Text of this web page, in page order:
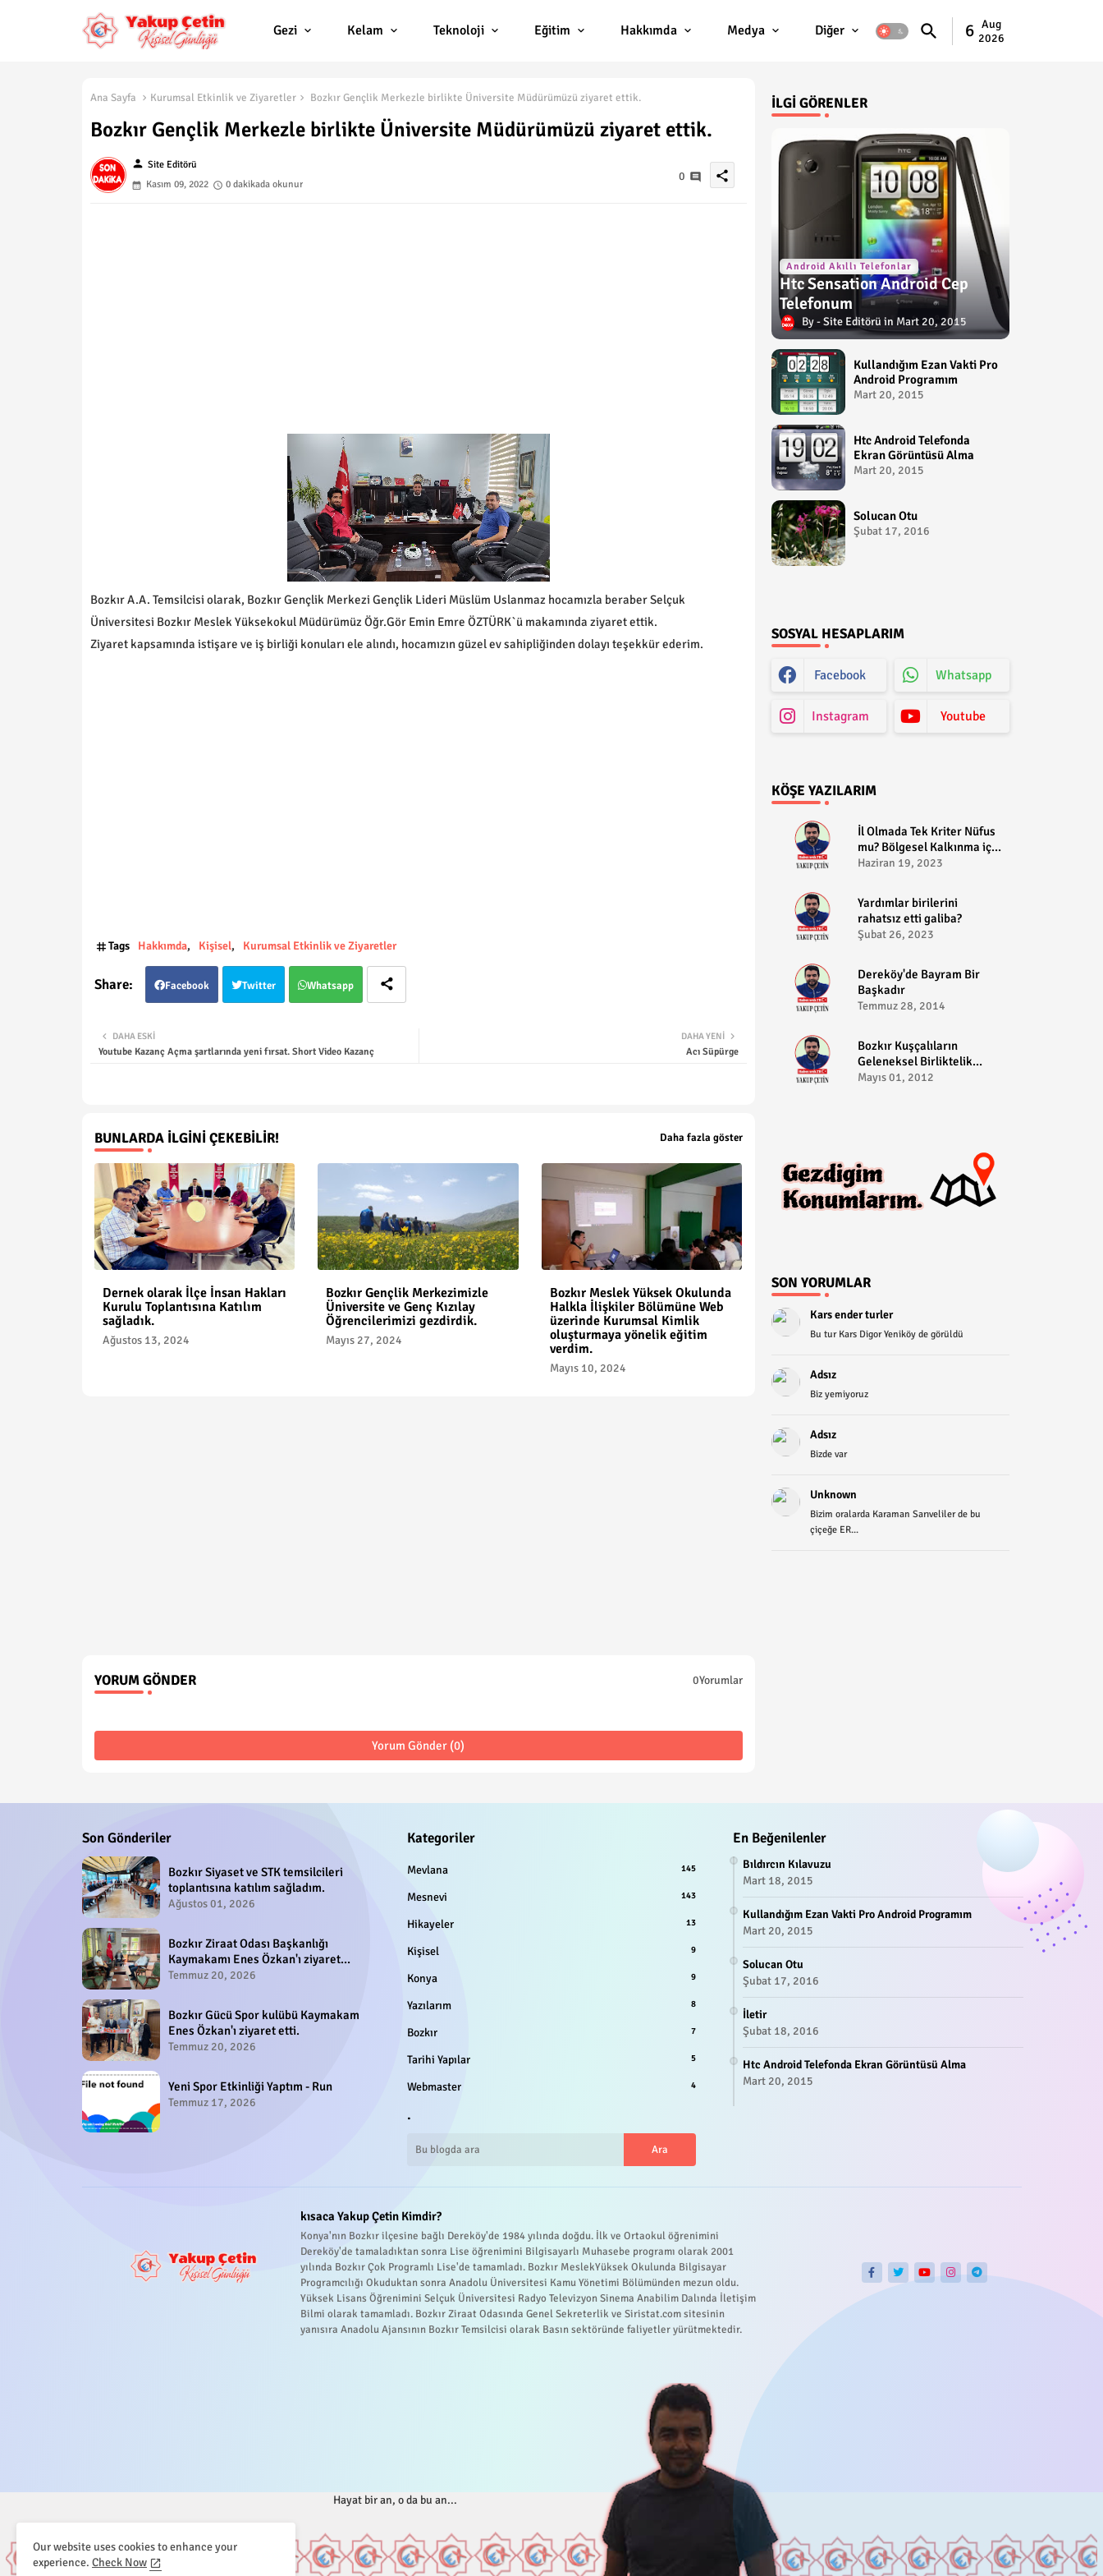
Gezi Kelam Teknoloji Eğitim Hakkımda Medya Diğer 6 Aug
2026
Ana Sayfa Kurumsal Etkinlik ve Ziyaretler Bozkır Gençlik Merkezle birlikte Üniversite Müdürümüzü ziyaret ettik.
Bozkır Gençlik Merkezle birlikte Üniversite Müdürümüzü ziyaret ettik.
person Site Editörü
Kasım 09, 2022
0 dakikada okunur
0 share
Bozkır A.A. Temsilcisi olarak, Bozkır Gençlik Merkezi Gençlik Lideri Müslüm Uslanmaz hocamızla beraber Selçuk
Üniversitesi Bozkır Meslek Yüksekokul Müdürümüz Öğr.Gör Emin Emre ÖZTÜRK`ü makamında ziyaret ettik.
Ziyaret kapsamında istişare ve iş birliği konuları ele alındı, hocamızın güzel ev sahipliğinden dolayı teşekkür ederim.
Tags Hakkımda Kişisel Kurumsal Etkinlik ve Ziyaretler
Facebook Twitter Whatsapp
DAHA YENI
Acı Süpürge
DAHA ESKI
Youtube Kazanç Açma şartlarında yeni fırsat. Short Video Kazanç
BUNLARDA İLGINI ÇEKEBILIR! Daha fazla göster
Dernek olarak İlçe İnsan Hakları
Kurulu Toplantısına Katılım
sağladık.
Ağustos 13, 2024
Bozkır Gençlik Merkezimizle
Üniversite ve Genç Kızılay
Öğrencilerimizi gezdirdik.
Mayıs 27, 2024
Bozkır Meslek Yüksek Okulunda
Halkla İlişkiler Bölümüne Web
üzerinde Kurumsal Kimlik
oluşturmaya yönelik eğitim
verdim.
Mayıs 10, 2024
YORUM GÖNDER 0Yorumlar
Yorum Gönder (0)
İLGI GÖRENLER
Android Akıllı Telefonlar
Htc Sensation Android Cep
Telefonum
Site Editörü Mart 20, 2015
Kullandığım Ezan Vakti Pro
Android Programım
Mart 20, 2015
Htc Android Telefonda
Ekran Görüntüsü Alma
Mart 20, 2015
Solucan Otu
Şubat 17, 2016
SOSYAL HESAPLARIM
Facebook Whatsapp
Instagram Youtube
KÖŞE YAZILARIM
​İl Olmada Tek Kriter Nüfus
mu? Bölgesel Kalkınma için
Bozkır il olabilir?
Haziran 19, 2023
​Yardımlar birilerini
rahatsız etti galiba?
Şubat 26, 2023
Dereköy'de Bayram Bir
Başkadır
Temmuz 28, 2014
Bozkır Kuşçalıların
Geleneksel Birliktelik
Pikniği
Mayıs 01, 2012
SON YORUMLAR
Kars ender turler
Bu tur Kars Digor Yeniköy de görüldü
Adsız
Biz yemiyoruz
Adsız
Bizde var
Unknown
Bizim oralarda Karaman Sarıveliler de bu
çiçeğe ER...
Son Gönderiler
Bozkır Siyaset ve STK temsilcileri
toplantısına katılım sağladım.
Ağustos 01, 2026
Bozkır Ziraat Odası Başkanlığı
Kaymakamı Enes Özkan'ı ziyaret
etti.
Temmuz 20, 2026
Bozkır Gücü Spor kulübü Kaymakam
Enes Özkan'ı ziyaret etti.
Temmuz 20, 2026
Yeni Spor Etkinliği Yaptım - Run
Temmuz 17, 2026
Kategoriler
Mevlana 145
Mesnevi 143
Hikayeler 13
Kişisel 9
Konya 9
Yazılarım 8
Bozkır 7
Tarihi Yapılar 5
Webmaster 4
.
En Beğenilenler
Bıldırcın Kılavuzu
Mart 18, 2015
Kullandığım Ezan Vakti Pro Android Programım
Mart 20, 2015
Solucan Otu
Şubat 17, 2016
İletir
Şubat 18, 2016
Htc Android Telefonda Ekran Görüntüsü Alma
Mart 20, 2015
kısaca Yakup Çetin Kimdir?
Konya'nın Bozkır ilçesine bağlı Dereköy'de 1984 yılında doğdu. İlk ve Ortaokul öğrenimini
Dereköy'de tamaladıktan sonra Lise öğrenimini Bilgisayarlı Muhasebe programı olarak 2001
yılında Bozkır Çok Programlı Lise'de tamamladı. Bozkır MeslekYüksek Okulunda Bilgisayar
Programcılığı Okuduktan sonra Anadolu Üniversitesi Kamu Yönetimi Bölümünden mezun oldu.
Yüksek Lisans Öğrenimini Selçuk Üniversitesi Radyo Televizyon Sinema Anabilim Dalında İletişim
Bilmi olarak tamamladı. Bozkır Ziraat Odasında Genel Sekreterlik ve Siristat.com sitesinin
yanısıra Anadolu Ajansının Bozkır Temsilcisi olarak Basın sektöründe faliyetler yürütmektedir.
Hayat bir an, o da bu an...
Our website uses cookies to enhance your
experience. Check Now